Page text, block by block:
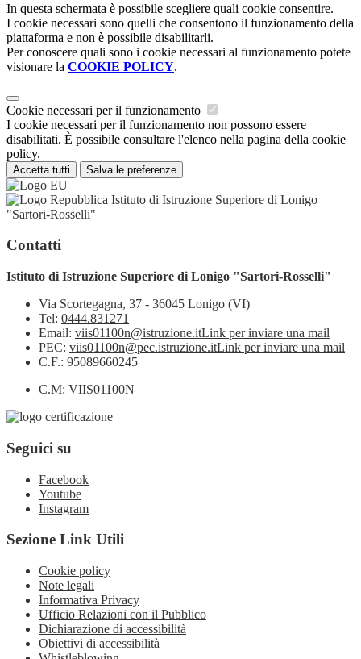
In questa schermata è possibile scegliere quali cookie consentire.
I cookie necessari sono quelli che consentono il funzionamento della
piattaforma e non è possibile disabilitarli.
Per conoscere quali sono i cookie necessari al funzionamento potete
visionare la COOKIE POLICY.
Cookie necessari per il funzionamento
I cookie necessari per il funzionamento non possono essere
disabilitati. È possibile consultare l'elenco nella pagina della cookie
policy.
Accetta tutti Salva le preferenze
Istituto di Istruzione Superiore di Lonigo
"Sartori-Rosselli"
Contatti
Istituto di Istruzione Superiore di Lonigo "Sartori-Rosselli"
Via Scortegagna, 37 - 36045 Lonigo (VI)
Tel: 0444.831271
Email: viis01100n@istruzione.itLink per inviare una mail
PEC: viis01100n@pec.istruzione.itLink per inviare una mail
C.F.: 95089660245
C.M: VIIS01100N
Seguici su
Facebook
Youtube
Instagram
Sezione Link Utili
Cookie policy
Note legali
Informativa Privacy
Ufficio Relazioni con il Pubblico
Dichiarazione di accessibilità
Obiettivi di accessibilità